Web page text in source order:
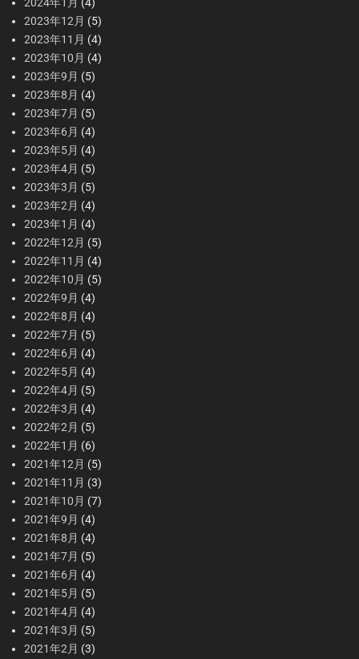
2023年12月 (5)
2023年11月 (4)
2023年10月 (4)
2023年9月 (5)
2023年8月 (4)
2023年7月 (5)
2023年6月 (4)
2023年5月 (4)
2023年4月 (5)
2023年3月 (5)
2023年2月 (4)
2023年1月 (4)
2022年12月 (5)
2022年11月 (4)
2022年10月 (5)
2022年9月 (4)
2022年8月 (4)
2022年7月 (5)
2022年6月 (4)
2022年5月 (4)
2022年4月 (5)
2022年3月 (4)
2022年2月 (5)
2022年1月 (6)
2021年12月 (5)
2021年11月 (3)
2021年10月 (7)
2021年9月 (4)
2021年8月 (4)
2021年7月 (5)
2021年6月 (4)
2021年5月 (5)
2021年4月 (4)
2021年3月 (5)
2021年2月 (3)